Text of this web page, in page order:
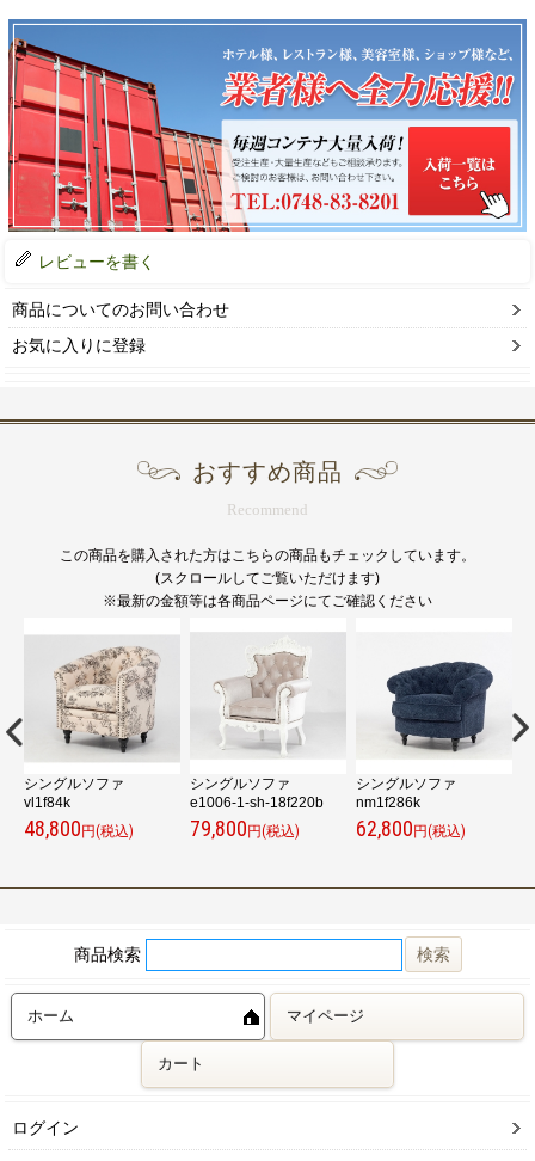
レビューを書く
商品についてのお問い合わせ
お気に入りに登録
おすすめ商品
Recommend
この商品を購入された方はこちらの商品もチェックしています。
(スクロールしてご覧いただけます)
※最新の金額等は各商品ページにてご確認ください
シングルソファ
vl1f84k
48,800 円(税込)
シングルソファ
e1006-1-sh-18f220b
79,800 円(税込)
シングルソファ
nm1f286k
62,800 円(税込)
商品検索
ホーム マイページ
カート
ログイン